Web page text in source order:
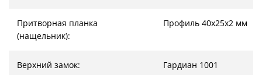
Притворная планка
(нащельник):
Профиль 40х25х2 мм
Верхний замок: Гардиан 1001